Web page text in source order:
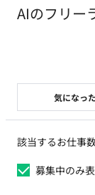
AIのフリー
該当するお仕事
募集中のみ
気になっ